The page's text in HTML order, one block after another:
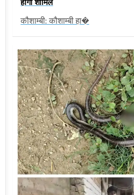
कौशाम्बी: कौशाम्बी हा�